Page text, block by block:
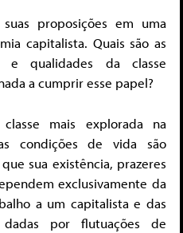
proposições em uma
capitalista. Quais são as
e qualidades da classe
a cumprir esse papel?
mais explorada na
condições de vida são
sua existência, prazeres
exclusivamente da
a um capitalista e das
por flutuações de